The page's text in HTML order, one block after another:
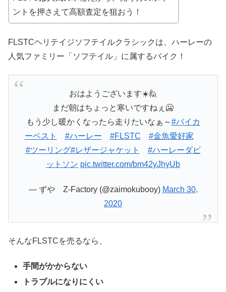
ントを押さえて高額査定を狙おう！
FLSTCヘリテイジソフテイルクラシックは、ハーレーの
人気ファミリー「ソフテイル」に属するバイク！
おはようございます☀️🙋
まだ朝はちょっと寒いですねぇ🥶
もう少し暖かくなったら走りたいなぁ～#バイカ
ーベスト
#ハーレー #FLSTC
#金魚愛好家
#ツーリング#レザージャケット
#ハーレーダビ
ットソン pic.twitter.com/bm42yJhyUb
— ずや Z-Factory (@zaimokubooy) March 30,
2020
そんなFLSTCを売るなら、
手間がかからない
トラブルになりにくい